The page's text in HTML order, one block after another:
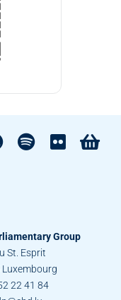
Group
St. Esprit
Luxembourg
22 41 84